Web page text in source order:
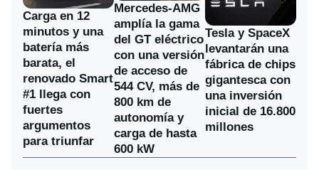
Carga en 12
minutos y una
batería más
barata, el
renovado Smart
#1 llega con
fuertes
argumentos
para triunfar
Mercedes-AMG
amplía la gama
del GT eléctrico
con una versión
de acceso de
544 CV, más de
800 km de
autonomía y
carga de hasta
600 kW
Tesla y SpaceX
levantarán una
fábrica de chips
gigantesca con
una inversión
inicial de 16.800
millones